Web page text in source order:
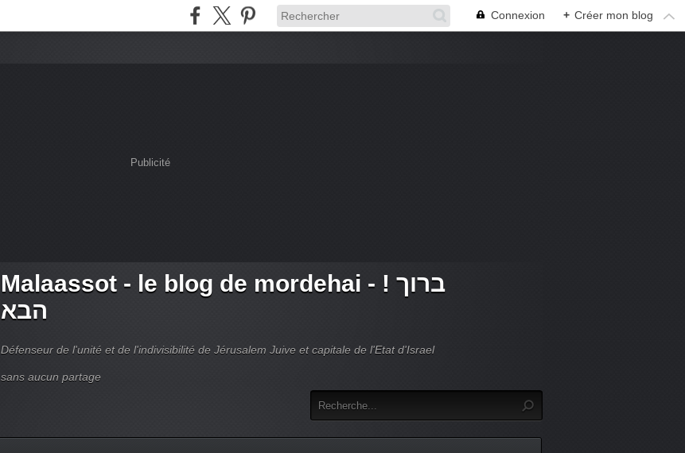
Connexion + Créer mon blog
Publicité
Malaassot - le blog de mordehai - ! ברוך
הבא
Défenseur de l'unité et de l'indivisibilité de Jérusalem Juive et capitale de l'Etat d'Israel
sans aucun partage